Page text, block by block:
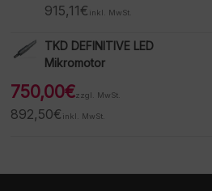
915,11€ inkl. MwSt.
TKD DEFINITIVE LED
Mikromotor
750,00€zzgl. MwSt.
892,50€ inkl. MwSt.